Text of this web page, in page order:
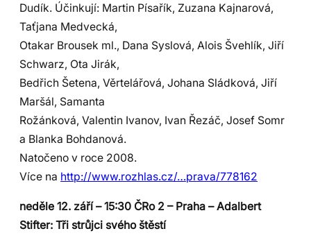
Dudík. Účinkují: Martin Písařík, Zuzana Kajnarová,
Taťjana Medvecká,
Otakar Brousek ml., Dana Syslová, Alois Švehlík, Jiří
Schwarz, Ota Jirák,
Bedřich Šetena, Věrtelářová, Johana Sládková, Jiří
Maršál, Samanta
Rožánková, Valentin Ivanov, Ivan Řezáč, Josef Somr
a Blanka Bohdanová.
Natočeno v roce 2008.
Více na http://www.rozhlas.cz/…prava/778162
neděle 12. září – 15:30 ČRo 2 – Praha – Adalbert
Stifter: Tři strůjci svého štěstí